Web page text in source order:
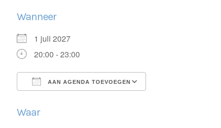
Wanneer
1 juli 2027
20:00 - 23:00
AAN AGENDA TOEVOEGEN
Waar